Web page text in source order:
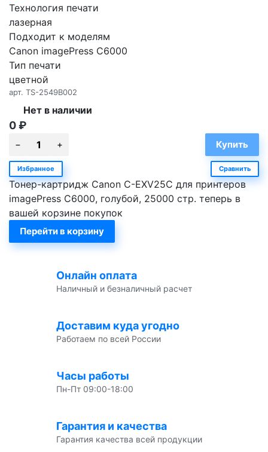
Технология печати
лазерная
Подходит к моделям
Canon imagePress C6000
Тип печати
цветной
арт. TS-2549B002
Нет в наличии
0₽
Избранное Сравнить
Тонер-картридж Canon C-EXV25C для принтеров
imagePress C6000, голубой, 25000 стр. теперь в
вашей корзине покупок
Перейти в корзину
Онлайн оплата
Наличный и безналичный расчет
Доставим куда угодно
Работаем по всей России
Часы работы
Пн-Пт 09:00-18:00
Гарантия и качества
Гарантия качества всей продукции